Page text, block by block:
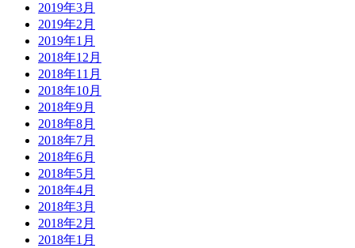
2019年3月
2019年2月
2019年1月
2018年12月
2018年11月
2018年10月
2018年9月
2018年8月
2018年7月
2018年6月
2018年5月
2018年4月
2018年3月
2018年2月
2018年1月